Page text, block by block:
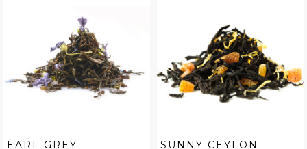
EARL GREY SUNNY CEYLON